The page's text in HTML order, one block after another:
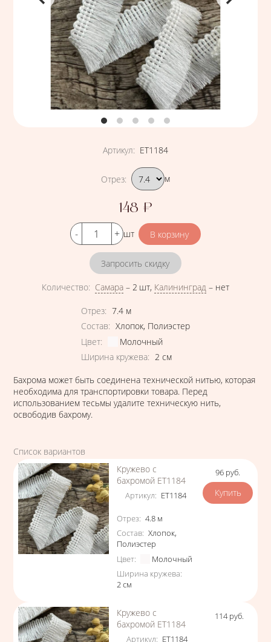
Артикул: ЕТ1184
Подобрать вариант
Отрез: м
Цена
148 ₽
Кол-во шт
Запросить скидку
Количество: Самара –2 шт, Калининград – нет
Характеристики
Отрез: 7.4 м
Состав: Хлопок, Полиэстер
Цвет:
Молочный
Ширина кружева: 2 см
Бахрома может быть соединена технической нитью, которая
необходима для транспортировки товара. Перед
использованием тесьмы удалите техническую нить,
освободив бахрому.
Список вариантов
Кружево с
бахромой ЕТ1184
Артикул: ЕТ1184
Характеристики
Отрез: 4.8 м
Состав: Хлопок,
Полиэстер
Цвет:
Молочный
Ширина кружева:
2см
Цена
96 руб.
Кружево с
бахромой ЕТ1184
Артикул: ЕТ1184
Цена
114 руб.